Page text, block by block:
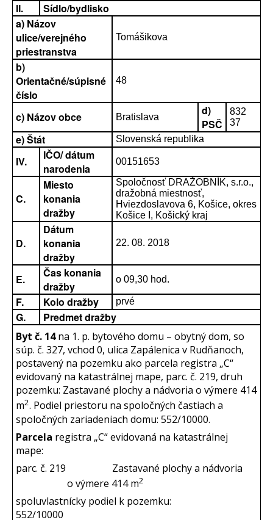
II.
Sídlo/bydlisko
a) Názov
ulice/verejného
priestranstva
Tomášikova
b)
Orientačné/súpisné
číslo
48
c) Názov obce Bratislava
d)
PSČ
832
37
e) Štát Slovenská republika
IV.
IČO/ dátum
narodenia
00151653
C.
Miesto
konania
dražby
Spoločnosť DRAŽOBNÍK, s.r.o.,
dražobná miestnosť,
Hviezdoslavova 6, Košice, okres
Košice I, Košický kraj
D.
Dátum
konania
dražby
22. 08. 2018
E.
Čas konania
dražby
o 09,30 hod.
F. Kolo dražby prvé
G. Predmet dražby
Byt č. 14na 1. p. bytového domu – obytný dom, so
súp. č. 327, vchod 0, ulica Zapálenica v Rudňanoch,
postavený na pozemku ako parcela registra „C“
evidovaný na katastrálnej mape, parc. č. 219, druh
pozemku: Zastavané plochy a nádvoria o výmere 414
m2. Podiel priestoru na spoločných častiach a
spoločných zariadeniach domu: 552/10000.
Parcela registra „C“ evidovaná na katastrálnej
mape:
parc. č. 219 Zastavané plochy a nádvoria
o výmere 414 m2
spoluvlastnícky podiel k pozemku:
552/10000